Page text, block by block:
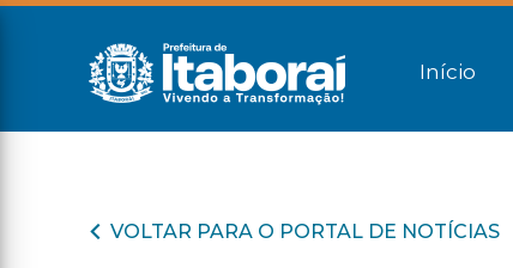
Início
VOLTAR PARA O PORTAL DE NOTÍCIAS